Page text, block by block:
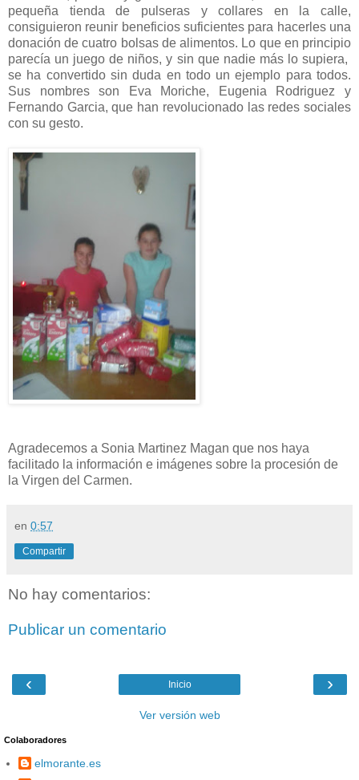
pequeña tienda de pulseras y collares en la calle,
consiguieron reunir beneficios suficientes para hacerles una
donación de cuatro bolsas de alimentos. Lo que en principio
parecía un juego de niños, y sin que nadie más lo supiera,
se ha convertido sin duda en todo un ejemplo para todos.
Sus nombres son Eva Moriche, Eugenia Rodriguez y
Fernando Garcia, que han revolucionado las redes sociales
con su gesto.
Agradecemos a Sonia Martinez Magan que nos haya
facilitado la información e imágenes sobre la procesión de
la Virgen del Carmen.
en 0:57
Compartir
No hay comentarios:
Publicar un comentario
‹ ›
Inicio
Ver versión web
Colaboradores
elmorante.es